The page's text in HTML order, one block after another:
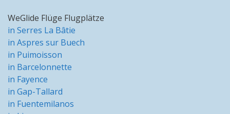
WeGlide Flüge Flugplätze
in Serres La Bâtie
in Aspres sur Buech
in Puimoisson
in Barcelonnette
in Fayence
in Gap-Tallard
in Fuentemilanos